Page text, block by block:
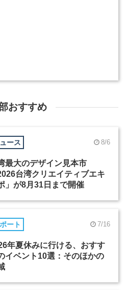
おすすめ
ース 8/6
最大のデザイン見本市
台湾クリエイティブエキ
」が8月31日まで開催
ート 7/16
年夏休みに行ける、おすす
イベント10選：そのほかの